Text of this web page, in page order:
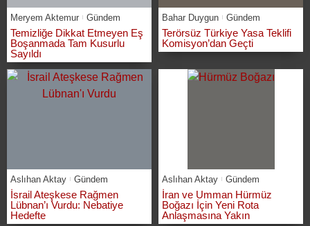
Meryem Aktemur Gündem
Temizliğe Dikkat Etmeyen Eş
Boşanmada Tam Kusurlu
Sayıldı
Bahar Duygun Gündem
Terörsüz Türkiye Yasa Teklifi
Komisyon’dan Geçti
Aslıhan Aktay Gündem
İsrail Ateşkese Rağmen
Lübnan’ı Vurdu: Nebatiye
Hedefte
Aslıhan Aktay Gündem
İran ve Umman Hürmüz
Boğazı İçin Yeni Rota
Anlaşmasına Yakın